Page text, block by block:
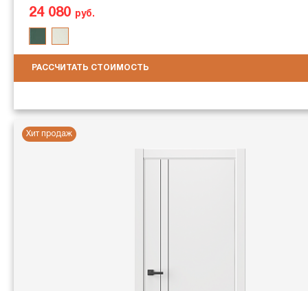
24 080 руб.
РАССЧИТАТЬ СТОИМОСТЬ
Хит продаж